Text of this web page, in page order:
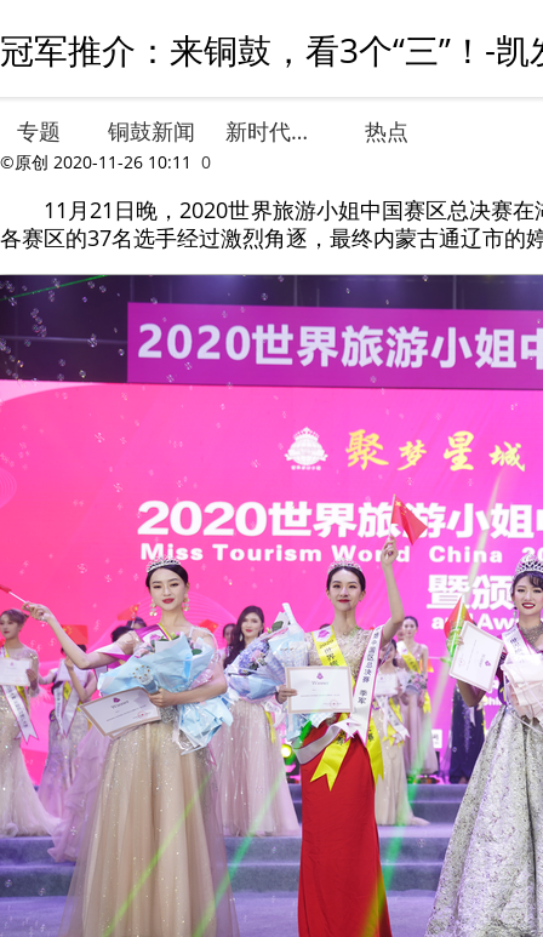
冠军推介：来铜鼓，看3个“三”！-
专题 铜鼓新闻 新时代文明实践 热点
©原创 2020-11-26 10:11 0
11月21日晚，2020世界旅游小姐中国赛区总决赛
各赛区的37名选手经过激烈角逐，最终内蒙古通辽市的